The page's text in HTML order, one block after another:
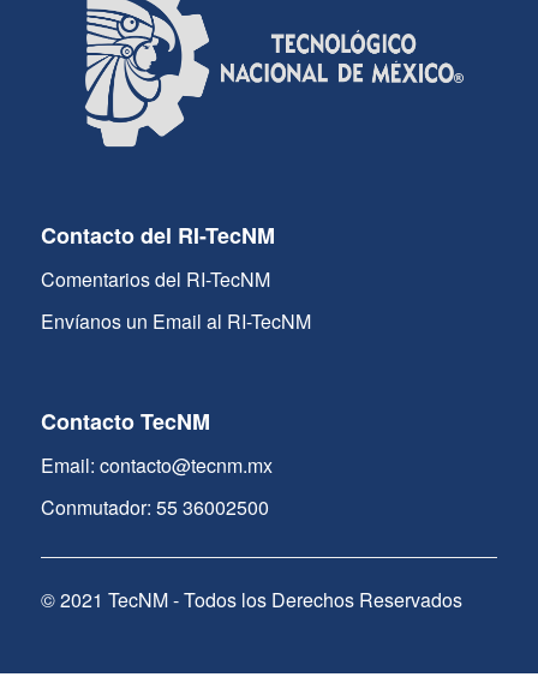
Contacto del RI-TecNM
Comentarios del RI-TecNM
Envíanos un Email al RI-TecNM
Contacto TecNM
Email: contacto@tecnm.mx
Conmutador: 55 36002500
© 2021 TecNM - Todos los Derechos Reservados